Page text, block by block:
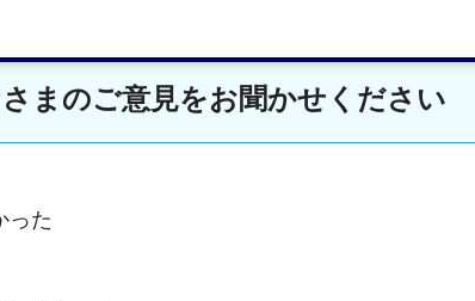
まのご意見をお聞かせください
った